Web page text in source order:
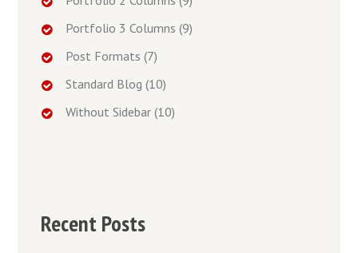
Portfolio 3 Columns (9)
Post Formats (7)
Standard Blog (10)
Without Sidebar(10)
Recent Posts